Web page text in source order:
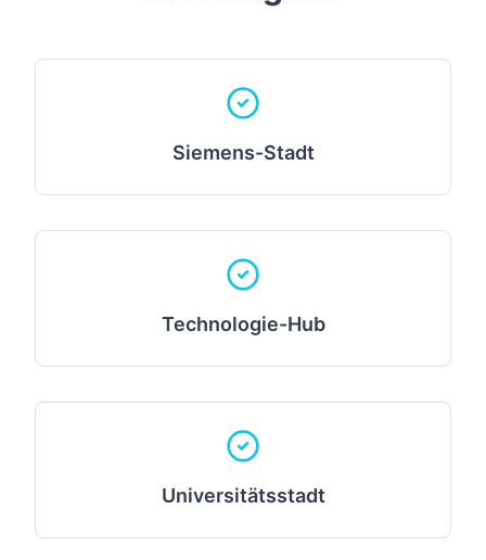
Siemens-Stadt
Technologie-Hub
Universitätsstadt